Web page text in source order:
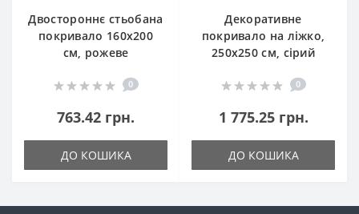
Двостороннє стьобана
покривало 160x200
см, рожеве
0
763.42 грн.
ДО КОШИКА
Декоративне
покривало на ліжко,
250x250 см, сірий
0
1 775.25 грн.
ДО КОШИКА